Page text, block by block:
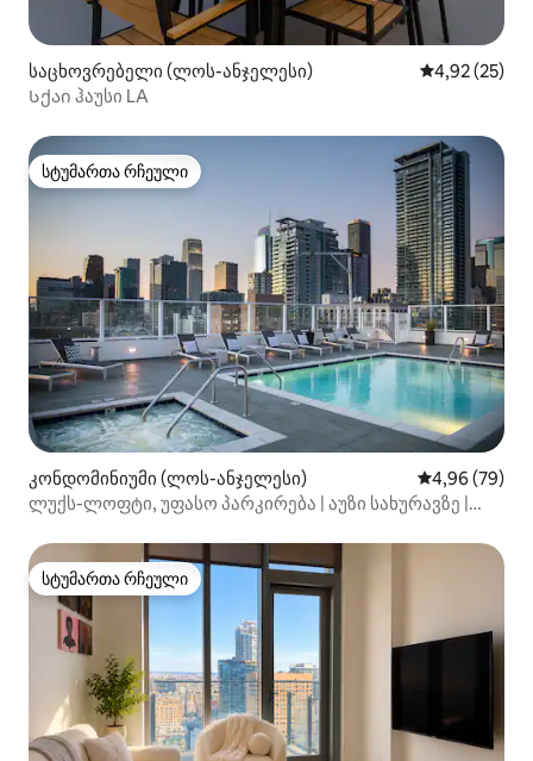
საცხოვრებელი (ლოს-ანჯელესი) საშუალო
4,92 (25)
Სქაი ჰაუსი LA
სტუმართა რჩეული
სტუმართა რჩეული
კონდომინიუმი (ლოს-ანჯელესი) საშუალო
4,96 (79)
ლუქს-ლოფტი, უფასო პარკირება | აუზი სახურავზე |
სტუმართა რჩეული
სტუმართა რჩეული